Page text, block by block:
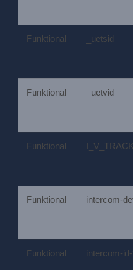
Funktional _uetsid
Funktional _uetvid
Funktional
Funktional intercom-
Funktional intercom-id-